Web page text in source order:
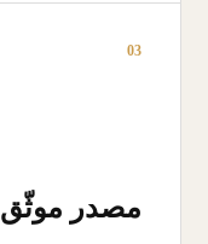
03
مصدر موثّق